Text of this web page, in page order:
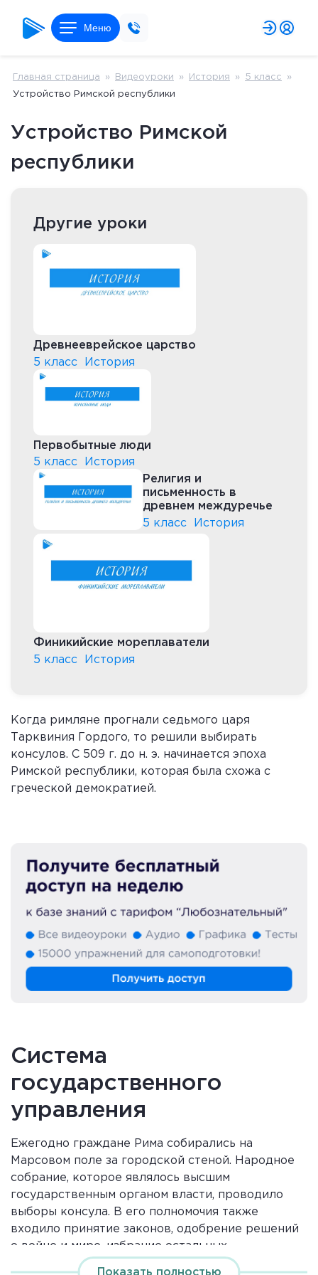
Меню
Главная страница » Видеоуроки » История » 5 класс »
Устройство Римской республики
Устройство Римской
республики
Другие уроки
Древнееврейское царство
5 класс
История
Первобытные люди
5 класс
История
Религия и
письменность в
древнем междуречье
5 класс
История
Финикийские мореплаватели
5 класс
История
Когда римляне прогнали седьмого царя
Тарквиния Гордого, то решили выбирать
консулов. С 509 г. до н. э. начинается эпоха
Римской республики, которая была схожа с
греческой демократией.
Система
государственного
управления
Ежегодно граждане Рима собирались на
Марсовом поле за городской стеной. Народное
собрание, которое являлось высшим
государственным органом власти, проводило
выборы консула. В его полномочия также
входило принятие законов, одобрение решений
о войне и мире, избрание остальных
должностных лиц. Каждый житель получал
Показать полностью